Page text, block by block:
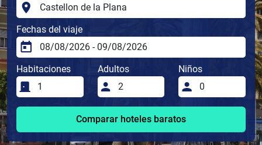
Fechas del viaje
Habitaciones Adultos Niños
Comparar hoteles baratos